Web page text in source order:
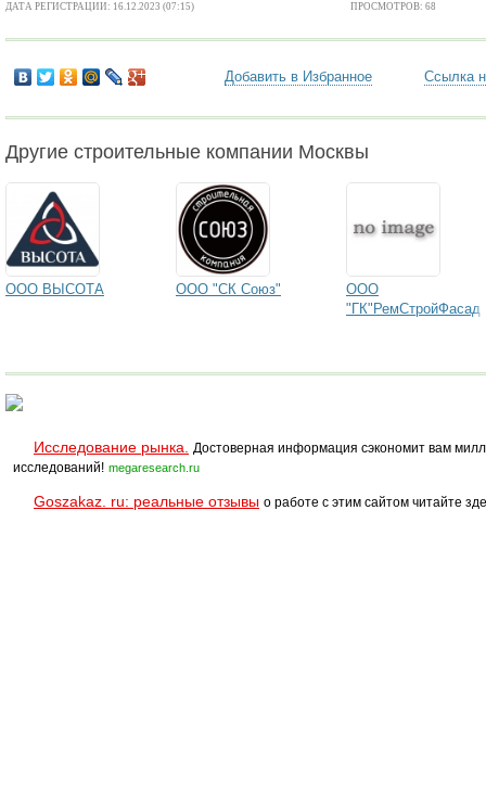
ДАТА РЕГИСТРАЦИИ: 16.12.2023 (07:15) ПРОСМОТРОВ: 68
Добавить в Избранное Ссылка
Другие строительные компании Москвы
ООО ВЫСОТА ООО "СК Союз"
ООО
"ГК"РемСтройФасад
Исследование рынка.
Достоверная информация сэкономит вам
исследований! megaresearch.ru
Goszakaz. ru: реальные отзывы о работе с этим сайтом читайте